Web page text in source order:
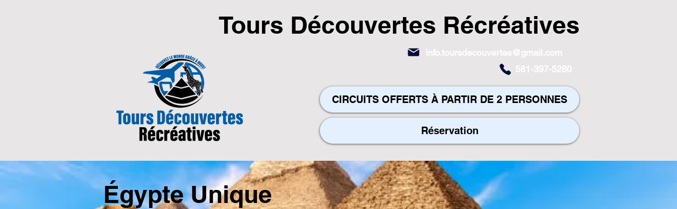
Tours Découvertes Récréatives
info.toursdecouvertes@gmail.com
581-397-5280
CIRCUITS OFFERTS À PARTIR DE 2 PERSONNES
Réservation
Égypte Unique